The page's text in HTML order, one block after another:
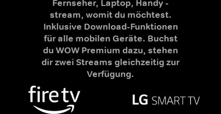
Fernseher, Laptop, Handy -
stream, womit du möchtest.
Inklusive Download-Funktionen
für alle mobilen Geräte. Buchst
du WOW Premium dazu, stehen
dir zwei Streams gleichzeitig zur
Verfügung.